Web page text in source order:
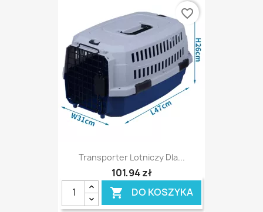
Transporter Lotniczy Dla...
101,94 zł
 DO KOSZYKA
favorite_border